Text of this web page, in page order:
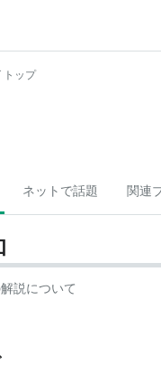
トップ
ネットで話題 関連
説について